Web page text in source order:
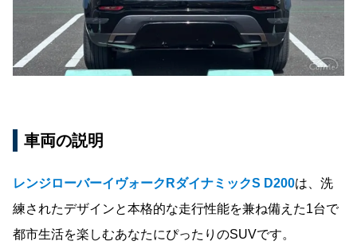
車両の説明
レンジローバーイヴォークRダイナミックS D200は、洗
練されたデザインと本格的な走行性能を兼ね備えた1台で
都市生活を楽しむあなたにぴったりのSUVです。